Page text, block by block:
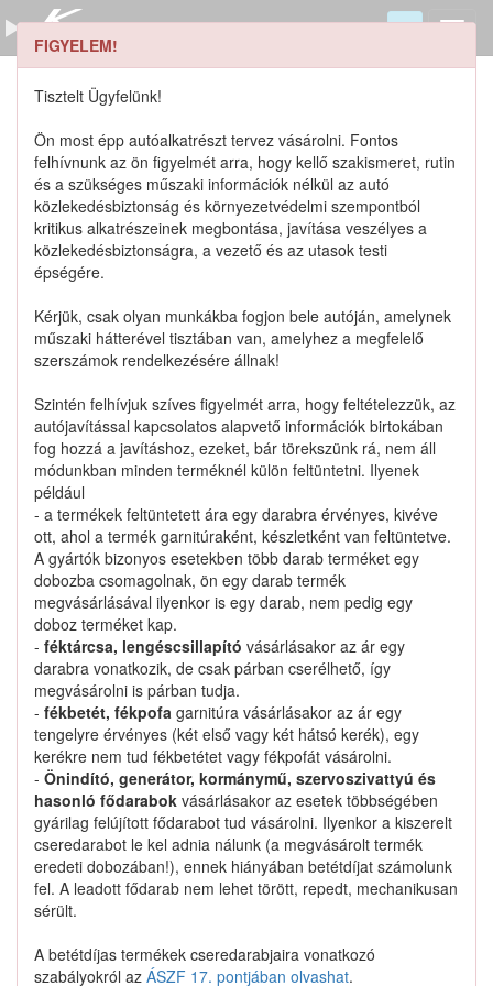
Szerszámkatalógus
Kosár
Alkatrészek
FIGYELEM!
Tisztelt Ügyfelünk!
Ön most épp autóalkatrészt tervez vásárolni. Fontos
felhívnunk az ön figyelmét arra, hogy kellő szakismeret, rutin
és a szükséges műszaki információk nélkül az autó
közlekedésbiztonság és környezetvédelmi szempontból
kritikus alkatrészeinek megbontása, javítása veszélyes a
közlekedésbiztonságra, a vezető és az utasok testi
épségére.
Kérjük, csak olyan munkákba fogjon bele autóján, amelynek
műszaki hátterével tisztában van, amelyhez a megfelelő
szerszámok rendelkezésére állnak!
Szintén felhívjuk szíves figyelmét arra, hogy feltételezzük, az
autójavítással kapcsolatos alapvető információk birtokában
fog hozzá a javításhoz, ezeket, bár törekszünk rá, nem áll
módunkban minden terméknél külön feltüntetni. Ilyenek
például
- a termékek feltüntetett ára egy darabra érvényes, kivéve
ott, ahol a termék garnitúraként, készletként van feltüntetve.
A gyártók bizonyos esetekben több darab terméket egy
dobozba csomagolnak, ön egy darab termék
megvásárlásával ilyenkor is egy darab, nem pedig egy
doboz terméket kap.
- féktárcsa, lengéscsillapító vásárlásakor az ár egy
darabra vonatkozik, de csak párban cserélhető, így
megvásárolni is párban tudja.
- fékbetét, fékpofa garnitúra vásárlásakor az ár egy
tengelyre érvényes (két első vagy két hátsó kerék), egy
kerékre nem tud fékbetétet vagy fékpofát vásárolni.
- Önindító, generátor, kormánymű, szervoszivattyú és
hasonló fődarabok vásárlásakor az esetek többségében
gyárilag felújított fődarabot tud vásárolni. Ilyenkor a kiszerelt
cseredarabot le kel adnia nálunk (a megvásárolt termék
eredeti dobozában!), ennek hiányában betétdíjat számolunk
fel. A leadott fődarab nem lehet törött, repedt, mechanikusan
sérült.
A betétdíjas termékek cseredarabjaira vonatkozó
szabályokról az ÁSZF 17. pontjában olvashat.
8741986G00 keresése
0 1
Részletes keresés
Katalógusban szereplő termékek
Katalógusban nem szereplő termékek
Nem találtunk ilyen katalógus-terméket.
8741986G00 keresése
Kapcsolat
Hogyan keressek?
Segítség
Nyomtatványok